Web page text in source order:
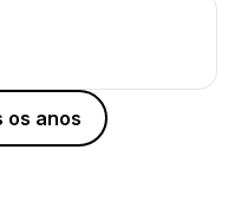
os anos